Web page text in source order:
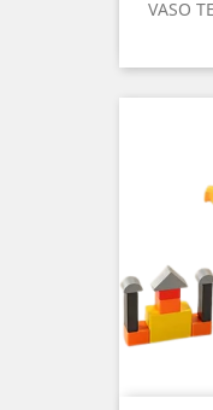
VASO